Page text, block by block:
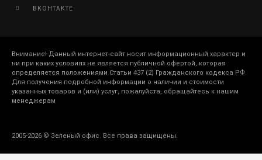
ВКОНТАКТЕ
Внимание! Данный интернет-сайт носит информационный характер и
ни при каких условиях не является публичной офертой, которая
определяется положениями Статьи 437 (2) Гражданского кодекса РФ.
Для получения подробной информации о наличии и стоимости
указанных товаров и (или) услуг, пожалуйста, обращайтесь к нашим
менеджерам
2005-2026 © Зеленый офис. Все права защищены.